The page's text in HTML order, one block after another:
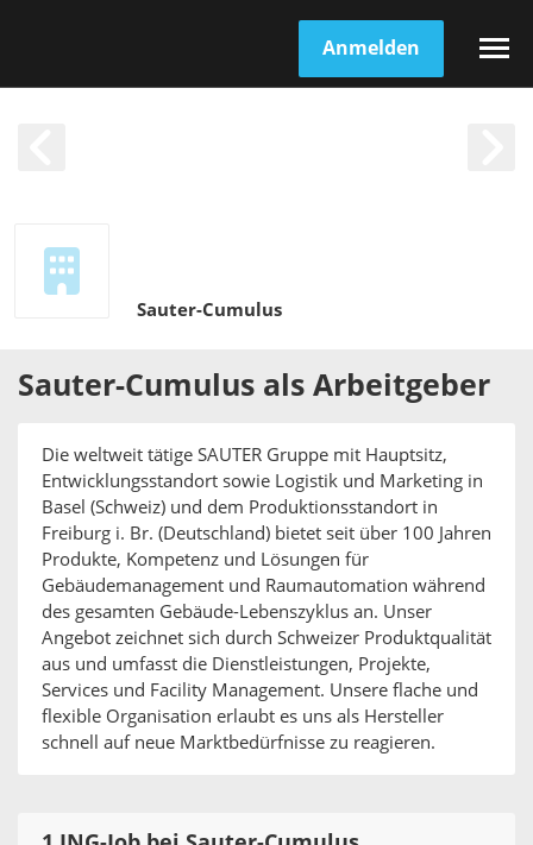
Anmelden
Sauter-Cumulus
Sauter-Cumulus als Arbeitgeber
Die weltweit tätige SAUTER Gruppe mit Hauptsitz,
Entwicklungsstandort sowie Logistik und Marketing in
Basel (Schweiz) und dem Produktionsstandort in
Freiburg i. Br. (Deutschland) bietet seit über 100 Jahren
Produkte, Kompetenz und Lösungen für
Gebäudemanagement und Raumautomation während
des gesamten Gebäude-Lebenszyklus an. Unser
Angebot zeichnet sich durch Schweizer Produktqualität
aus und umfasst die Dienstleistungen, Projekte,
Services und Facility Management. Unsere flache und
flexible Organisation erlaubt es uns als Hersteller
schnell auf neue Marktbedürfnisse zu reagieren.